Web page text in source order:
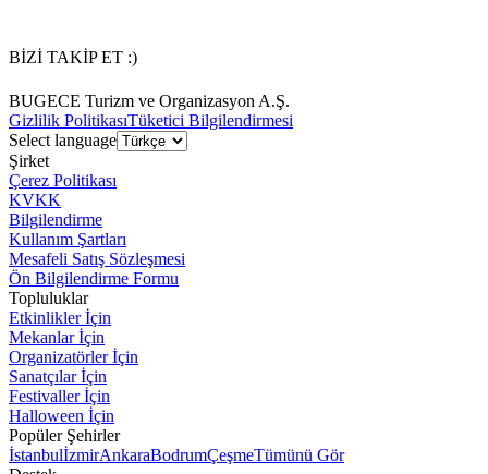
BİZİ TAKİP ET :)
BUGECE Turizm ve Organizasyon A.Ş.
Gizlilik PolitikasıTüketici Bilgilendirmesi
Select language
Şirket
Çerez Politikası
KVKK
Bilgilendirme
Kullanım Şartları
Mesafeli Satış Sözleşmesi
Ön Bilgilendirme Formu
Topluluklar
Etkinlikler İçin
Mekanlar İçin
Organizatörler İçin
Sanatçılar İçin
Festivaller İçin
Halloween İçin
Popüler Şehirler
İstanbulİzmirAnkaraBodrumÇeşmeTümünü Gör